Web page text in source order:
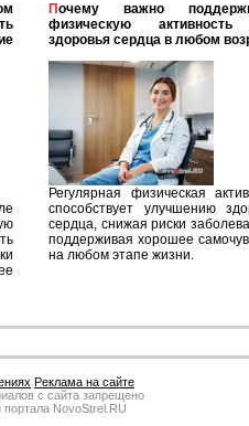
Почему важно поддерживать
физическую
здоровья сердца в любом
Регулярная физическая
способствует улучшению
сердца, снижая риски
поддерживая хорошее
на любом этапе жизни.
Реклама на сайте
с сайта запрещено
NovoStrel.RU